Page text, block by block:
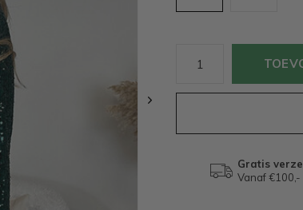
Gratis
Vanaf €100,-